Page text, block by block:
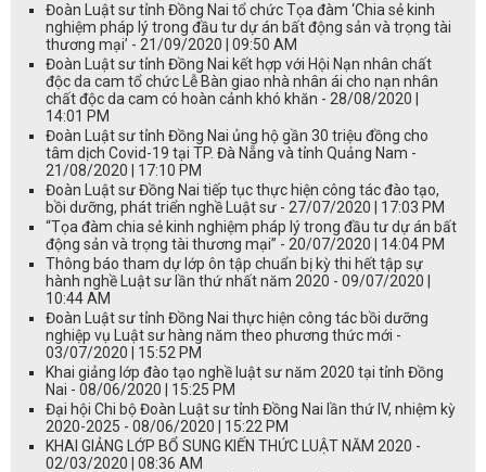
Đoàn Luật sư tỉnh Đồng Nai tổ chức Tọa đàm ‘Chia sẻ kinh
nghiệm pháp lý trong đầu tư dự án bất động sản và trọng tài
thương mại’ - 21/09/2020 | 09:50 AM
Đoàn Luật sư tỉnh Đồng Nai kết hợp với Hội Nạn nhân chất
độc da cam tổ chức Lễ Bàn giao nhà nhân ái cho nạn nhân
chất độc da cam có hoàn cảnh khó khăn - 28/08/2020 |
14:01 PM
Đoàn Luật sư tỉnh Đồng Nai ủng hộ gần 30 triệu đồng cho
tâm dịch Covid-19 tại TP. Đà Nẵng và tỉnh Quảng Nam -
21/08/2020 | 17:10 PM
Đoàn Luật sư Đồng Nai tiếp tục thực hiện công tác đào tạo,
bồi dưỡng, phát triển nghề Luật sư - 27/07/2020 | 17:03 PM
“Tọa đàm chia sẻ kinh nghiệm pháp lý trong đầu tư dự án bất
động sản và trọng tài thương mại” - 20/07/2020 | 14:04 PM
Thông báo tham dự lớp ôn tập chuẩn bị kỳ thi hết tập sự
hành nghề Luật sư lần thứ nhất năm 2020 - 09/07/2020 |
10:44 AM
Đoàn Luật sư tỉnh Đồng Nai thực hiện công tác bồi dưỡng
nghiệp vụ Luật sư hàng năm theo phương thức mới -
03/07/2020 | 15:52 PM
Khai giảng lớp đào tạo nghề luật sư năm 2020 tại tỉnh Đồng
Nai - 08/06/2020 | 15:25 PM
Đại hội Chi bộ Đoàn Luật sư tỉnh Đồng Nai lần thứ IV, nhiệm kỳ
2020-2025 - 08/06/2020 | 15:22 PM
KHAI GIẢNG LỚP BỔ SUNG KIẾN THỨC LUẬT NĂM 2020 -
02/03/2020 | 08:36 AM